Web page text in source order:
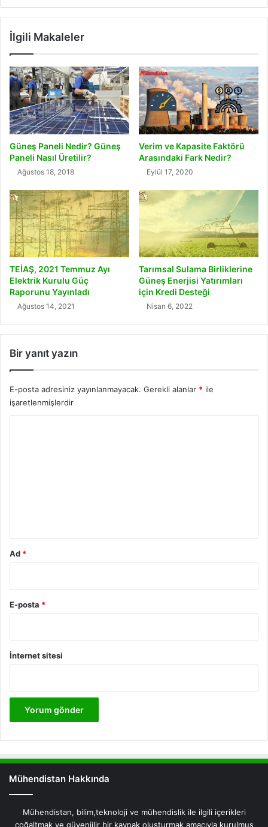
İlgili Makaleler
Güneş Paneli Nedir? Güneş
Paneli Nasıl Üretilir?
Ağustos 18, 2018
Verim ve Kapasite Faktörü
Arasındaki Fark Nedir?
Eylül 17, 2020
TEİAŞ, 2021 Temmuz Ayı
Elektrik Kurulu Güç
Raporunu Yayınladı
Ağustos 14, 2021
Tarımsal Sulama Birliklerine
Güneş Enerjisi Yatırımları
için Kredi Desteği
Nisan 6, 2022
Bir yanıt yazın
E-posta adresiniz yayınlanmayacak. Gerekli alanlar * ile
işaretlenmişlerdir
Ad *
E-posta *
İnternet sitesi
Mühendistan Hakkında
Mühendistan, bilim,teknoloji ve mühendislik ile ilgili içerikleri
çoğaltmak ve güveniilir bir kaynak oluşturmak amacıyla kurulmuş